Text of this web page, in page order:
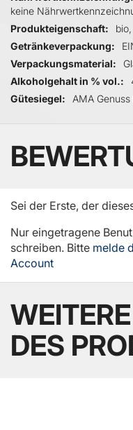
keine
Produkteigenschaft
Getränkeverpackung
Verpackungsmaterial
Alkoholgehalt in % vol.
Gütesiegel
AMA Genuss
Sei der Erste, der
Nur eingetragene
schreiben. Bitte melde
Account
DES